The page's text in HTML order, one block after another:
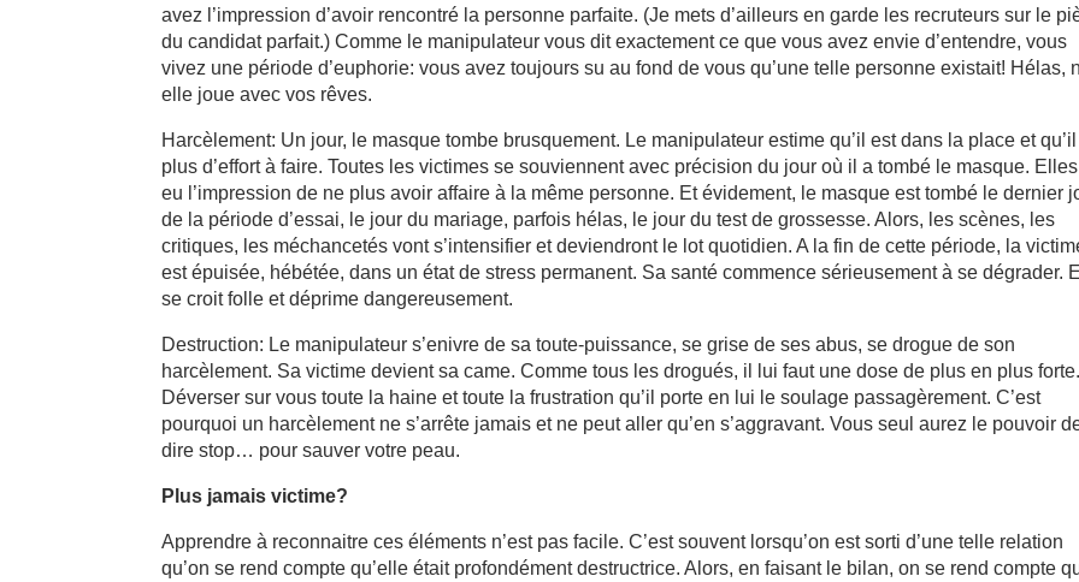
avez l’impression d’avoir rencontré la personne parfaite. (Je mets d’ailleurs en garde les recruteurs sur le
du candidat parfait.) Comme le manipulateur vous dit exactement ce que vous avez envie d’entendre, vous
vivez une période d’euphorie: vous avez toujours su au fond de vous qu’une telle personne existait! Hélas,
elle joue avec vos rêves.
Harcèlement: Un jour, le masque tombe brusquement. Le manipulateur estime qu’il est dans la place et qu’il
plus d’effort à faire. Toutes les victimes se souviennent avec précision du jour où il a tombé le masque.
eu l’impression de ne plus avoir affaire à la même personne. Et évidement, le masque est tombé le dernier
de la période d’essai, le jour du mariage, parfois hélas, le jour du test de grossesse. Alors, les scènes, les
critiques, les méchancetés vont s’intensifier et deviendront le lot quotidien. A la fin de cette période, la
est épuisée, hébétée, dans un état de stress permanent. Sa santé commence sérieusement à se dégrader.
se croit folle et déprime dangereusement.
Destruction: Le manipulateur s’enivre de sa toute-puissance, se grise de ses abus, se drogue de son
harcèlement. Sa victime devient sa came. Comme tous les drogués, il lui faut une dose de plus en plus forte.
Déverser sur vous toute la haine et toute la frustration qu’il porte en lui le soulage passagèrement. C’est
pourquoi un harcèlement ne s’arrête jamais et ne peut aller qu’en s’aggravant. Vous seul aurez le pouvoir
dire stop… pour sauver votre peau.
Plus jamais victime?
Apprendre à reconnaitre ces éléments n’est pas facile. C’est souvent lorsqu’on est sorti d’une telle relation
qu’on se rend compte qu’elle était profondément destructrice. Alors, en faisant le bilan, on se rend compte